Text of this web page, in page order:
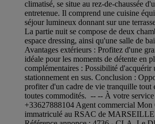
climatisé, se situe au rez-de-chaussée
entretenue. Il comprend une cuisine
séjour lumineux donnant sur une
La partie nuit se compose de deux
espace dressing, ainsi qu'une salle de
Avantages extérieurs : Profitez d'une
idéale pour les moments de détente en
complémentaires : Possibilité
stationnement en sus. Conclusion :
profiter d'un cadre de vie tranquille tout
toutes commodités. -- -- À votre
+33627888104 Agent commercial
immatriculé au RSAC de